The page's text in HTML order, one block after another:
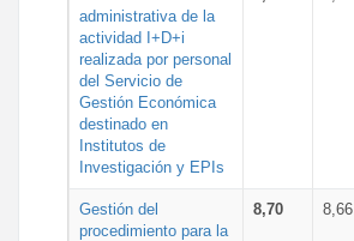
administrativa de la
actividad I+D+i
realizada por personal
del Servicio de
Gestión Económica
destinado en
Institutos de
Investigación y EPIs
Gestión del
procedimiento para la
8,70 8,66